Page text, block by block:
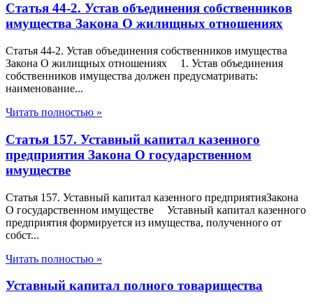
Статья 44-2. Устав объединения собственников
имущества Закона О жилищных отношениях
Статья 44-2. Устав объединения собственников имущества
Закона О жилищных отношениях 1. Устав объединения
собственников имущества должен предусматривать:
наименование...
Читать полностью »
Статья 157. Уставный капитал казенного
предприятия Закона О государственном
имуществе
Статья 157. Уставный капитал казенного предприятияЗакона
О государственном имуществе Уставный капитал казенного
предприятия формируется из имущества, полученного от
собст...
Читать полностью »
Уставный капитал полного товарищества